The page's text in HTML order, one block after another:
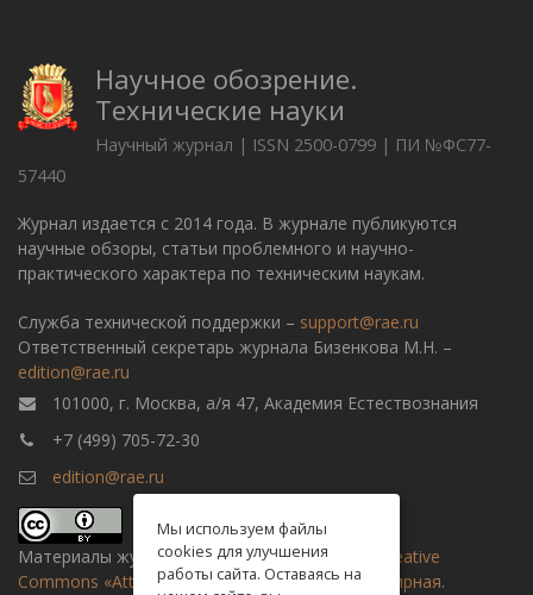
Научное обозрение.
Технические науки
Научный журнал | ISSN 2500-0799 | ПИ №ФС77-
57440
Журнал издается с 2014 года. В журнале публикуются
научные обзоры, статьи проблемного и научно-
практического характера по техническим наукам.
Служба технической поддержки – support@rae.ru
Ответственный секретарь журнала Бизенкова М.Н. –
edition@rae.ru
101000, г. Москва, а/я 47, Академия Естествознания
+7 (499) 705-72-30
edition@rae.ru
Материалы журнала доступны полицензии Creative
Commons «Attribution» («Атрибуция») 4.0 Всемирная.
Мы используем файлы
cookies для улучшения
работы сайта. Оставаясь на